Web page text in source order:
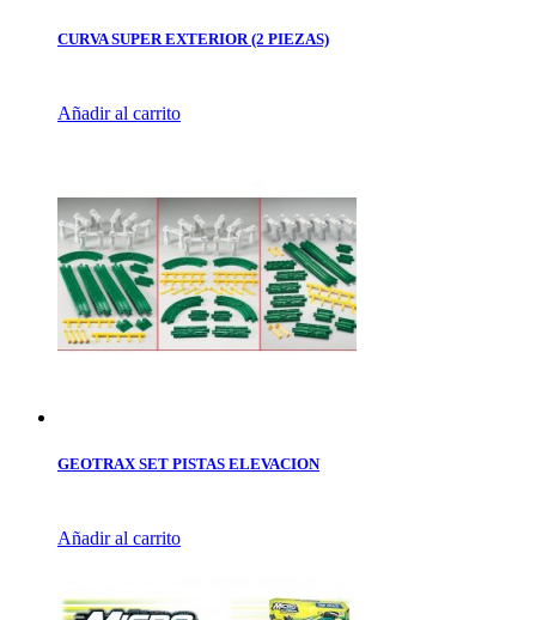
CURVA SUPER EXTERIOR (2 PIEZAS)
Añadir al carrito
GEOTRAX SET PISTAS ELEVACION
Añadir al carrito